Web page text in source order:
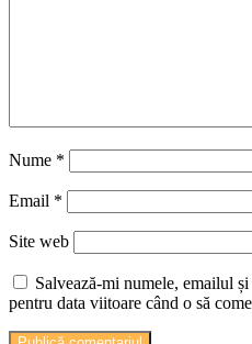
Nume *
Email *
Site web
Salvează-mi numele, emailul
pentru data viitoare când o să